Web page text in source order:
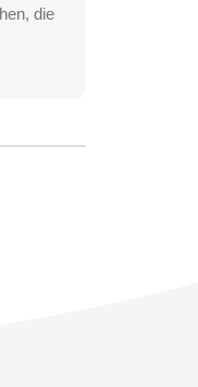
die